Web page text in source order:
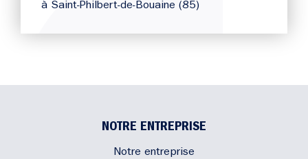
à Saint-Philbert-de-Bouaine (85)
NOTRE ENTREPRISE
Notre entreprise